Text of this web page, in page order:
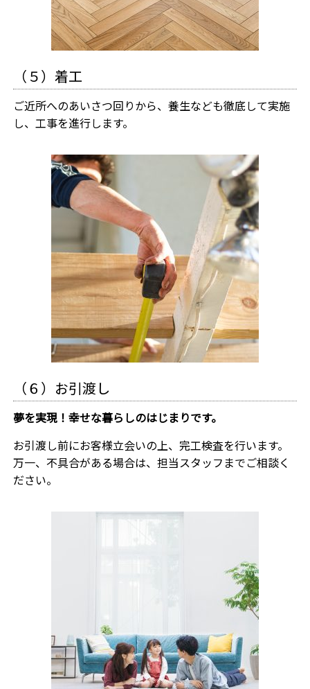
（５）着工
ご近所へのあいさつ回りから、養生なども徹底して実施
し、工事を進行します。
（６）お引渡し
夢を実現！幸せな暮らしのはじまりです。
お引渡し前にお客様立会いの上、完工検査を行います。
万一、不具合がある場合は、担当スタッフまでご相談く
ださい。